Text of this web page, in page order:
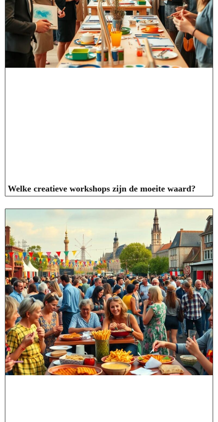
Welke creatieve workshops zijn de moeite waard?